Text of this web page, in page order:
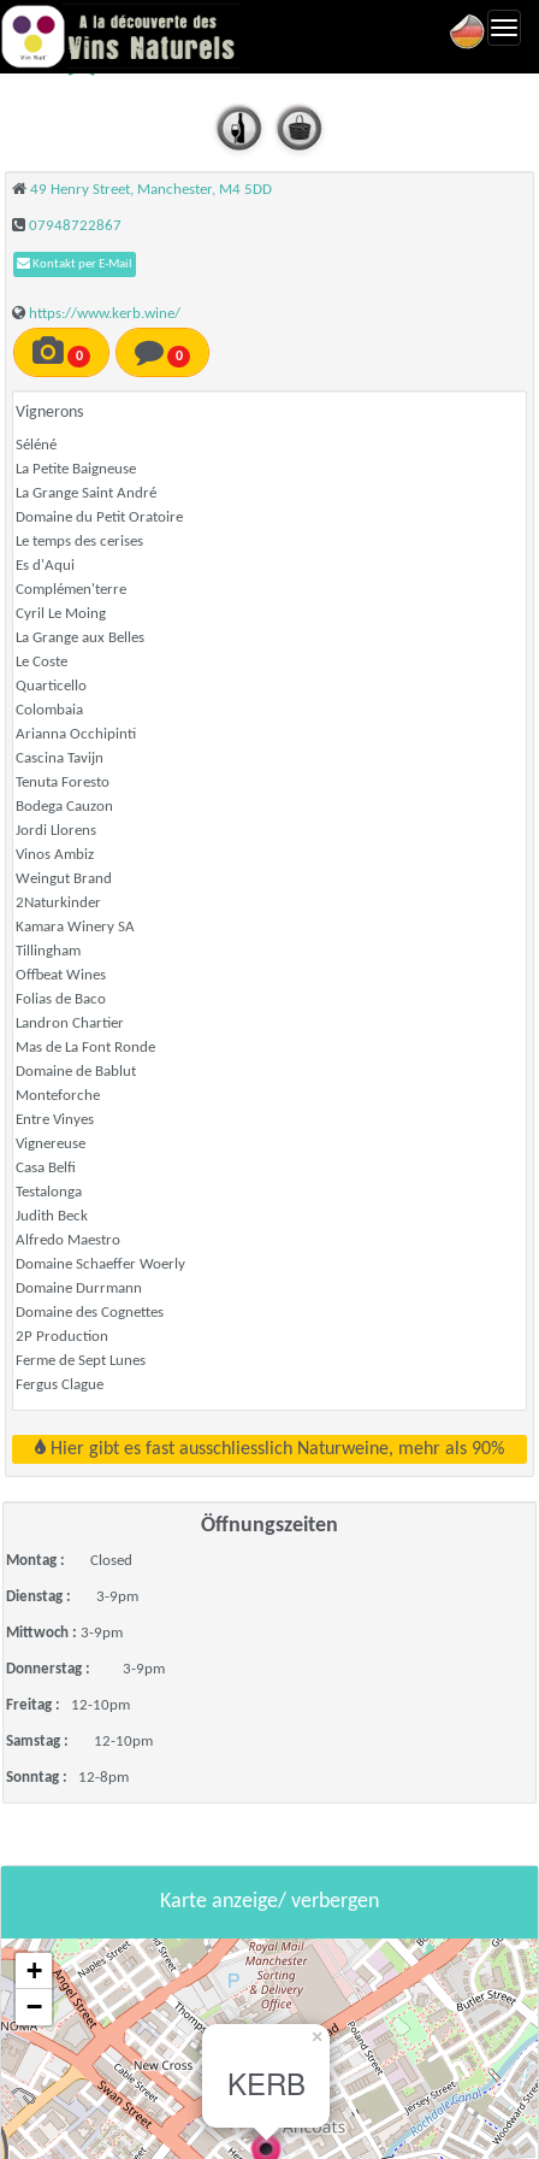
KERB - Manchester
49 Henry Street, Manchester, M4 5DD
07948722867
Kontakt per E-Mail
https://www.kerb.wine/
0 0
Vignerons
Séléné
La Petite Baigneuse
La Grange Saint André
Domaine du Petit Oratoire
Le temps des cerises
Es d'Aqui
Complémen'terre
Cyril Le Moing
La Grange aux Belles
Le Coste
Quarticello
Colombaia
Arianna Occhipinti
Cascina Tavijn
Tenuta Foresto
Bodega Cauzon
Jordi Llorens
Vinos Ambiz
Weingut Brand
2Naturkinder
Kamara Winery SA
Tillingham
Offbeat Wines
Folias de Baco
Landron Chartier
Mas de La Font Ronde
Domaine de Bablut
Monteforche
Entre Vinyes
Vignereuse
Casa Belfi
Testalonga
Judith Beck
Alfredo Maestro
Domaine Schaeffer Woerly
Domaine Durrmann
Domaine des Cognettes
2P Production
Ferme de Sept Lunes
Fergus Clague
Hier gibt es fast ausschliesslich Naturweine, mehr als 90%
Öffnungszeiten
Montag : Closed
Dienstag : 3-9pm
Mittwoch : 3-9pm
Donnerstag : 3-9pm
Freitag : 12-10pm
Samstag : 12-10pm
Sonntag : 12-8pm
Karte anzeige/ verbergen
KERB
×
+
−